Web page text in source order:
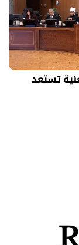
تستعد